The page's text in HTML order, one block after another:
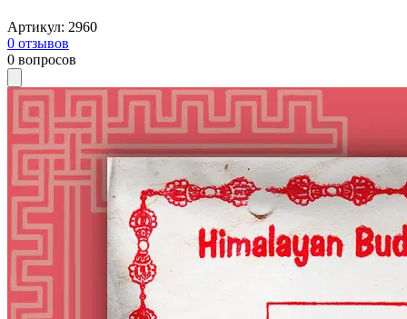
Артикул: 2960
0 отзывов
0 вопросов